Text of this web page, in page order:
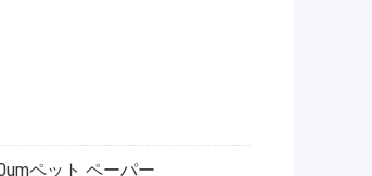
ペット ペーパー